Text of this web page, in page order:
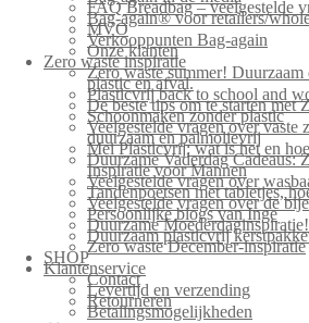
FAQ Breadbag – veelgestelde
Bag-again® voor retailers/
MVO
Verkooppunten Bag-again
Onze klanten
Zero waste inspiratie
Zero waste summer!
plastic en afval.
Plasticvrij back to school and
De beste tips om te starten met
Schoonmaken zonder plastic
Veelgestelde vragen over vaste
duurzaam en palmolievrij
Mei Plasticvrij: wat is het en
Duurzame Vaderdag Cadeaus:
Inspiratie voor Mannen
Veelgestelde vragen over
Tandenpoetsen met tabletjes,
Veelgestelde vragen over de
Persoonlijke blogs van Inge
Duurzame Moederdaginspiratie!
Duurzaam plasticvrij
Zero waste December-inspiratie
SHOP
Klantenservice
Contact
Levertijd en verzending
Retourneren
Betalingsmogelijkheden